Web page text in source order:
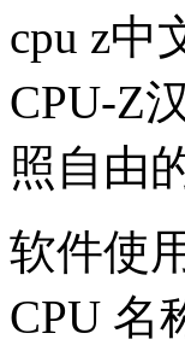
cpu z中
CPU-Z
照自由
软件使
CPU 名